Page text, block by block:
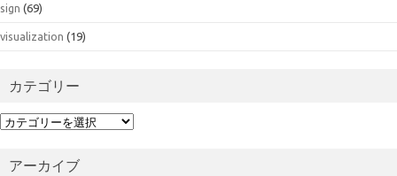
sign (69)
visualization (19)
カテゴリー
カ
アーカイブ